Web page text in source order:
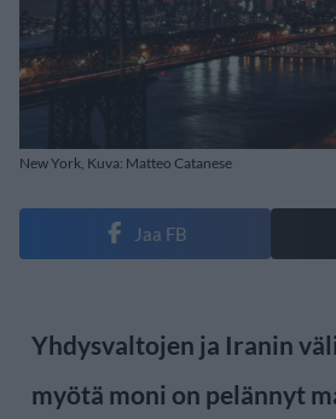
New York, Kuva: Matteo Catanese
Jaa FB
Yhdysvaltojen ja Iranin
myötä moni on pelännyt